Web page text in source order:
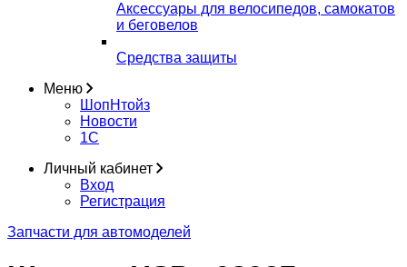
Аксессуары для велосипедов, самокатов
и беговелов
Средства защиты
Меню
ШопНтойз
Новости
1C
Личный кабинет
Вход
Регистрация
Запчасти для автомоделей